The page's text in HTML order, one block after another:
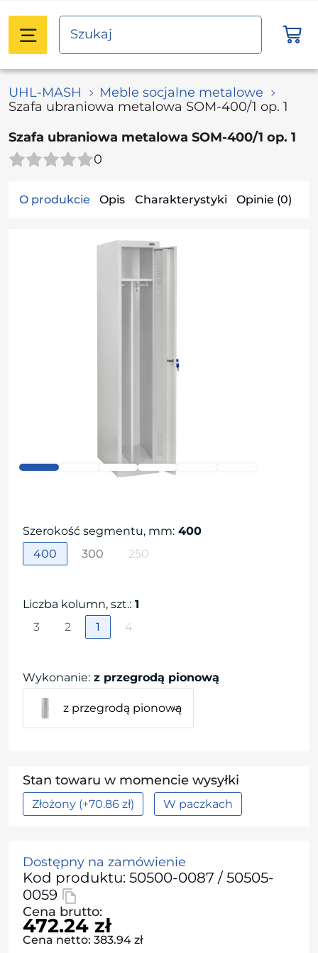
UHL-MASH
Meble socjalne metalowe
Szafa ubraniowa metalowa SOM-400/1 op. 1
Szafa ubraniowa metalowa SOM-400/1 op. 1
0
O produkcie Opis Charakterystyki Opinie (0)
Szerokość segmentu, mm: 400
400
300 250
Liczba kolumn, szt.: 1
3
2 1 4
Wykonanie: z przegrodą pionową
z przegrodą pionową
Stan towaru w momencie wysyłki
Złożony (+70.86 zł) W paczkach
Dostępny na zamówienie
Kod produktu: 50500-0087 / 50505-
0059
Cena brutto:
472.24 zł
Cena netto: 383.94 zł